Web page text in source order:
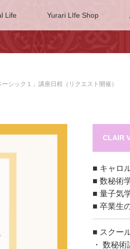
Life Yurari LIfe Shop
ーシック１」講座日程（リクエスト開催）
CLAIR
■ キャロ
■ 数秘術
■ 量子気
■ 卒業生
■ スクー
・ 数秘術